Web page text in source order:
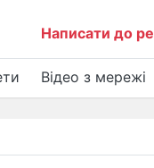
Написати до
Відео з мережі